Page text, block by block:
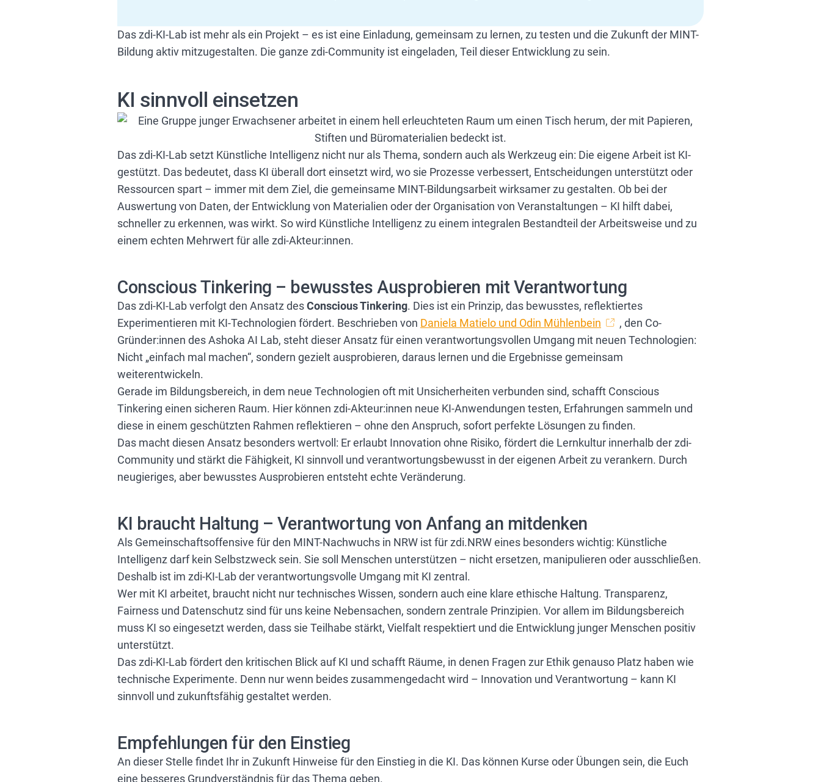
Das zdi-KI-Lab ist mehr als ein Projekt – es ist eine Einladung, gemeinsam zu lernen, zu testen und die Zukunft der MINT-
Bildung aktiv mitzugestalten. Die ganze zdi-Community ist eingeladen, Teil dieser Entwicklung zu sein.
KI sinnvoll einsetzen
Das zdi-KI-Lab setzt Künstliche Intelligenz nicht nur als Thema, sondern auch als Werkzeug ein: Die eigene Arbeit ist KI-
gestützt. Das bedeutet, dass KI überall dort einsetzt wird, wo sie Prozesse verbessert, Entscheidungen unterstützt oder
Ressourcen spart – immer mit dem Ziel, die gemeinsame MINT-Bildungsarbeit wirksamer zu gestalten. Ob bei der
Auswertung von Daten, der Entwicklung von Materialien oder der Organisation von Veranstaltungen – KI hilft dabei,
schneller zu erkennen, was wirkt. So wird Künstliche Intelligenz zu einem integralen Bestandteil der Arbeitsweise und zu
einem echten Mehrwert für alle zdi-Akteur:innen.
Conscious Tinkering – bewusstes Ausprobieren mit Verantwortung
Das zdi-KI-Lab verfolgt den Ansatz desConscious Tinkering. Dies ist ein Prinzip, das bewusstes, reflektiertes
Experimentieren mit KI-Technologien fördert. Beschrieben von Daniela Matielo und Odin Mühlenbein
, den Co-
Gründer:innen des Ashoka AI Lab, steht dieser Ansatz für einen verantwortungsvollen Umgang mit neuen Technologien:
Nicht „einfach mal machen“, sondern gezielt ausprobieren, daraus lernen und die Ergebnisse gemeinsam
weiterentwickeln.
Gerade im Bildungsbereich, in dem neue Technologien oft mit Unsicherheiten verbunden sind, schafft Conscious
Tinkering einen sicheren Raum. Hier können zdi-Akteur:innen neue KI-Anwendungen testen, Erfahrungen sammeln und
diese in einem geschützten Rahmen reflektieren – ohne den Anspruch, sofort perfekte Lösungen zu finden.
Das macht diesen Ansatz besonders wertvoll: Er erlaubt Innovation ohne Risiko, fördert die Lernkultur innerhalb der zdi-
Community und stärkt die Fähigkeit, KI sinnvoll und verantwortungsbewusst in der eigenen Arbeit zu verankern. Durch
neugieriges, aber bewusstes Ausprobieren entsteht echte Veränderung.
KI braucht Haltung – Verantwortung von Anfang an mitdenken
Als Gemeinschaftsoffensive für den MINT-Nachwuchs in NRW ist für zdi.NRW eines besonders wichtig: Künstliche
Intelligenz darf kein Selbstzweck sein. Sie soll Menschen unterstützen – nicht ersetzen, manipulieren oder ausschließen.
Deshalb ist im zdi-KI-Lab der verantwortungsvolle Umgang mit KI zentral.
Wer mit KI arbeitet, braucht nicht nur technisches Wissen, sondern auch eine klare ethische Haltung. Transparenz,
Fairness und Datenschutz sind für uns keine Nebensachen, sondern zentrale Prinzipien. Vor allem im Bildungsbereich
muss KI so eingesetzt werden, dass sie Teilhabe stärkt, Vielfalt respektiert und die Entwicklung junger Menschen positiv
unterstützt.
Das zdi-KI-Lab fördert den kritischen Blick auf KI und schafft Räume, in denen Fragen zur Ethik genauso Platz haben wie
technische Experimente. Denn nur wenn beides zusammengedacht wird – Innovation und Verantwortung – kann KI
sinnvoll und zukunftsfähig gestaltet werden.
Empfehlungen für den Einstieg
An dieser Stelle findet Ihr in Zukunft Hinweise für den Einstieg in die KI. Das können Kurse oder Übungen sein, die Euch
eine besseres Grundverständnis für das Thema geben.